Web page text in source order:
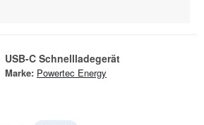
USB-C Schnellladegerät
Marke: Powertec Energy